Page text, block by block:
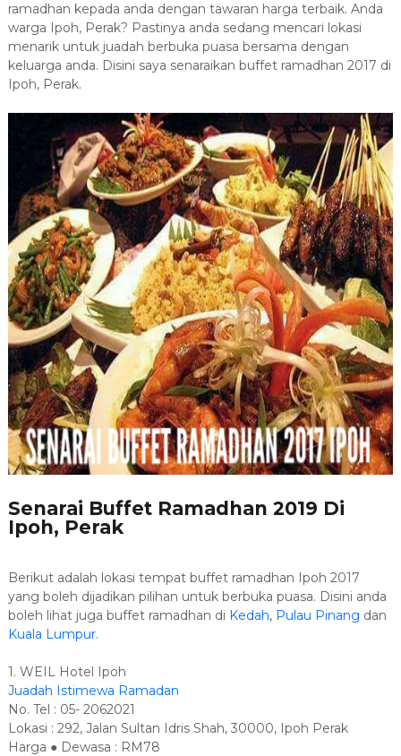
ramadhan kepada anda dengan tawaran harga terbaik. Anda
warga Ipoh, Perak? Pastinya anda sedang mencari lokasi
menarik untuk juadah berbuka puasa bersama dengan
keluarga anda. Disini saya senaraikan buffet ramadhan 2017 di
Ipoh, Perak.
Senarai Buffet Ramadhan 2019 Di
Ipoh, Perak
Berikut adalah lokasi tempat buffet ramadhan Ipoh 2017
yang boleh dijadikan pilihan untuk berbuka puasa. Disini anda
boleh lihat juga buffet ramadhan di Kedah, Pulau Pinang dan
Kuala Lumpur.
1. WEIL Hotel Ipoh
Juadah Istimewa Ramadan
No. Tel : 05- 2062021
Lokasi : 292, Jalan Sultan Idris Shah, 30000, Ipoh Perak
Harga ● Dewasa : RM78